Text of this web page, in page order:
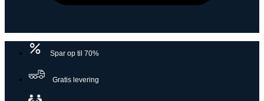
Spar op til 70%
Gratis levering